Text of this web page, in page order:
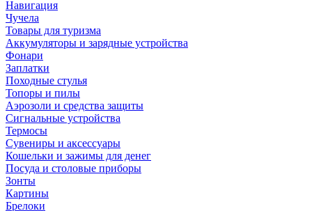
Навигация
Чучела
Товары для туризма
Аккумуляторы и зарядные устройства
Фонари
Заплатки
Походные стулья
Топоры и пилы
Аэрозоли и средства защиты
Сигнальные устройства
Термосы
Сувениры и аксессуары
Кошельки и зажимы для денег
Посуда и столовые приборы
Зонты
Картины
Брелоки